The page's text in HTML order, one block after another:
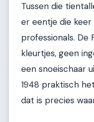
Tussen die
er eentje die
professionals. De
kleurtjes, geen
een snoeischaar
1948 praktisch
dat is precies